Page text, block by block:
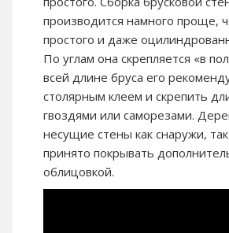
производится намного проще,
простого и даже
По углам она скрепляется «в
всей длине бруса его
столярным клеем и скрепить
гвоздями или саморезами.
несущие стены как снаружи,
принято покрывать
облицовкой.